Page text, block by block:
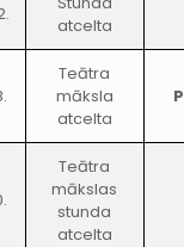
atcelta
Teātra
māksla
atcelta
P
Teātra
mākslas
stunda
atcelta